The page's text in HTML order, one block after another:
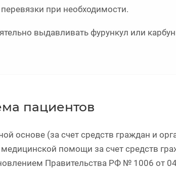
при необходимости.
выдавливать фурункул или
пациентов
основе (за счет средств граждан и
помощи за счет средств
Правительства РФ № 1006 от